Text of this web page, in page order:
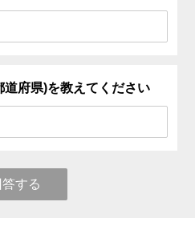
道府県)を教えてください
答する